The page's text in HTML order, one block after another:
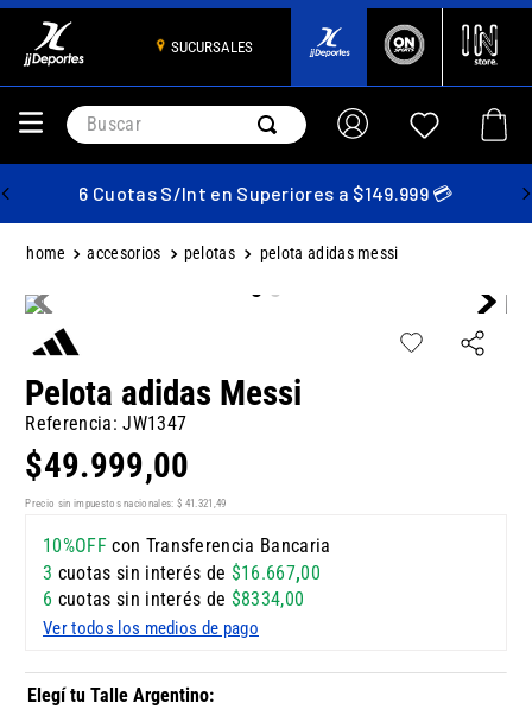
SUCURSALES
Buscar
6 Cuotas S/Int en Superiores a $149.999 💳
accesorios pelotas pelota adidas messi
Pelota adidas Messi
Referencia:JW1347
$49.999,00
Precio sin impuestos nacionales: $ 41.321 ,49
10%OFFcon Transferencia Bancaria
3 cuotas sin interés de $16.667,00
6 cuotas sin interés de $8334,00
Ver todos los medios de pago